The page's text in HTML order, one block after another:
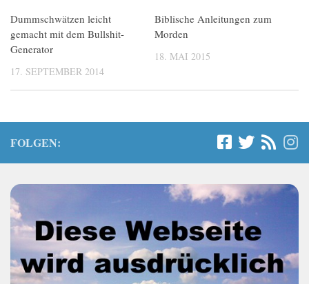
Dummschwätzen leicht
gemacht mit dem Bullshit-
Generator
17. SEPTEMBER 2014
Biblische Anleitungen zum
Morden
18. MAI 2015
FOLGEN: